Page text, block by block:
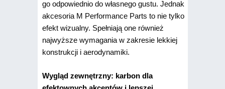
go odpowiednio do własnego gustu. Jednak
akcesoria M Performance Parts to nie tylko
efekt wizualny. Spełniają one również
najwyższe wymagania w zakresie lekkiej
konstrukcji i aerodynamiki.
Wygląd zewnętrzny: karbon dla